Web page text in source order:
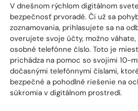
V dnešnom rýchlom digitálnom
bezpečnosť prvoradé. Či už sa
zoznamovania, prihlasujete sa na
overujete svoje účty, možno
osobné telefónne číslo. Toto je
prichádza na pomoc so svojimi 10-
dočasnými telefónnymi číslami,
bezpečné a pohodlné riešenie na
súkromia v digitálnom prostredí.